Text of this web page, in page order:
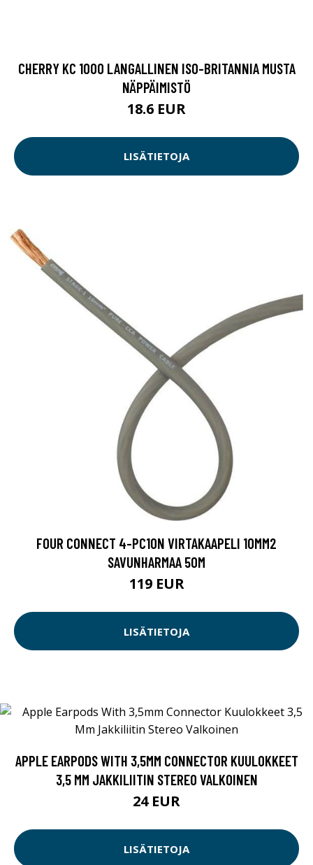
CHERRY KC 1000 LANGALLINEN ISO-BRITANNIA MUSTA
NÄPPÄIMISTÖ
18.6 EUR
LISÄTIETOJA
FOUR CONNECT 4-PC10N VIRTAKAAPELI 10MM2
SAVUNHARMAA 50M
119 EUR
LISÄTIETOJA
APPLE EARPODS WITH 3,5MM CONNECTOR KUULOKKEET
3,5 MM JAKKILIITIN STEREO VALKOINEN
24 EUR
LISÄTIETOJA